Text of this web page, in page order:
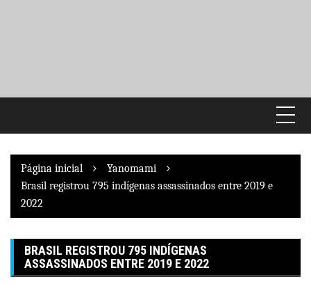
Página inicial
Yanomami
Brasil registrou 795 indígenas assassinados entre 2019 e
2022
BRASIL REGISTROU 795 INDÍGENAS
ASSASSINADOS ENTRE 2019 E 2022